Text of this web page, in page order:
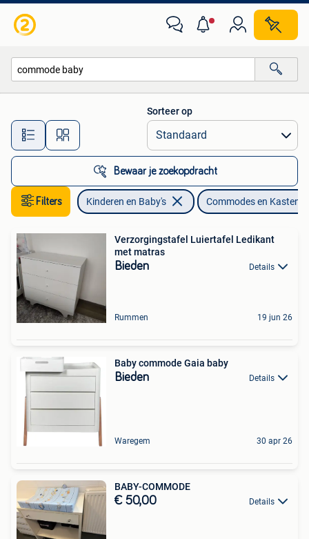
Alle afstanden…
Sorteer op
Bewaar je zoekopdracht
Filters Kinderen en Baby's Commodes en Kasten
Verzorgingstafel Luiertafel Ledikant
met matras
Bieden Details
Rummen 19 jun 26
Baby commode Gaia baby
Bieden Details
Waregem 30 apr 26
BABY-COMMODE
€ 50,00 Details